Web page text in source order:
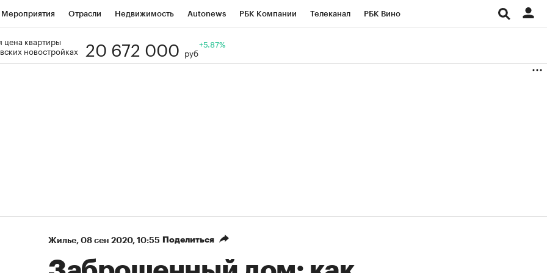
Мероприятия Отрасли Недвижимость Autonews РБК Компании Телеканал РБК Вино
Визионеры
цена квартиры
новостройках
20 672 000 руб
+5.87%
Жилье⁠, 08 сен 2020, 10:55 Поделиться